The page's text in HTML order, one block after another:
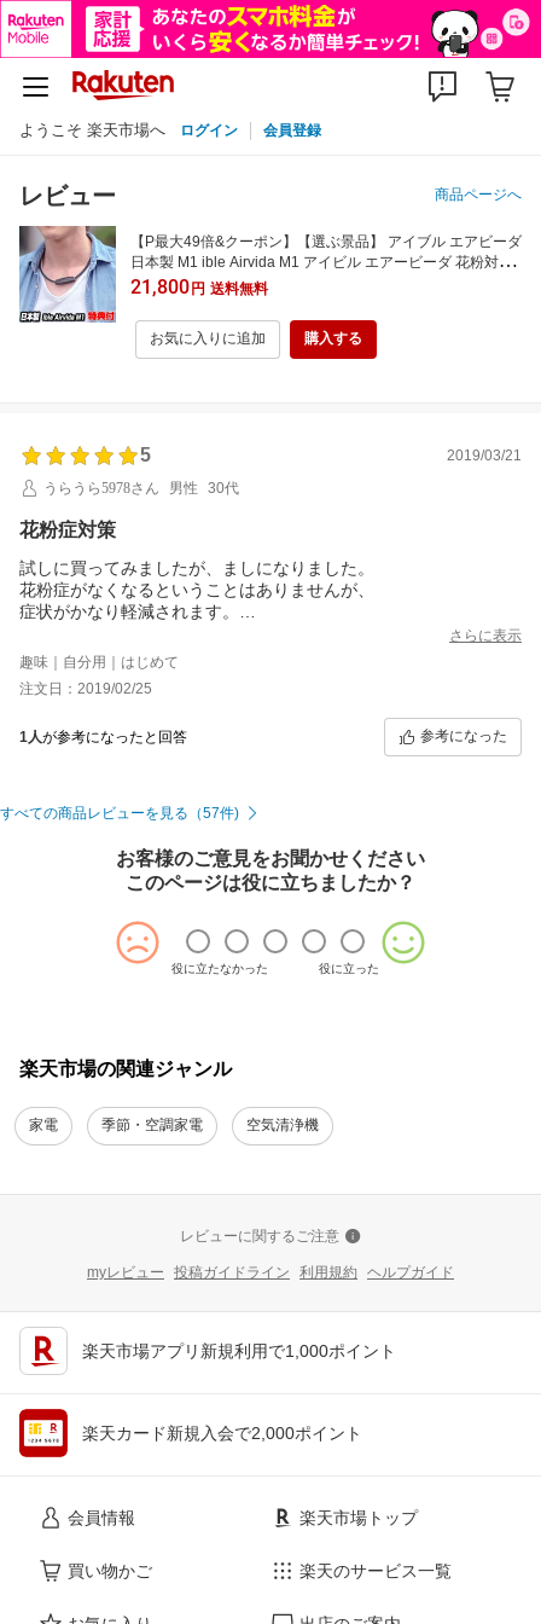
ようこそ 楽天市場へ ログイン 会員登録
レビュー 商品ページへ
【P最大49倍&クーポン】【選ぶ景品】 アイブル エアビーダ
日本製 M1 ible Airvida M1 アイビル エアービーダ 花粉対策
首掛け式小型空気清浄機 チタンネックレス おしゃれ エアヴ
ィーtype アイブルエアビータ 携帯空気清浄機 首掛け空気清
浄機 エアビータM1 首かけ
21,800円 送料無料
お気に入りに追加 購入する
5
2019/03/21
うらうら5978さん
男性 30代
花粉症対策
試しに買ってみましたが、ましになりました。
花粉症がなくなるということはありませんが、
症状がかなり軽減されます。
ゴルフにて使用しましたが外でもくしゃみや鼻水の症状がましに
なりました。
さらに表示
趣味｜自分用｜はじめて
注文日：2019/02/25
1人が参考になったと回答 参考になった
すべての商品レビューを見る（57件)
お客様のご意見をお聞かせください
このページは役に立ちましたか？
役に立たなかった 役に立った
楽天市場の関連ジャンル
家電 季節・空調家電 空気清浄機
レビューに関するご注意
myレビュー 投稿ガイドライン 利用規約 ヘルプガイド
楽天市場アプリ新規利用で1,000ポイント
楽天カード新規入会で2,000ポイント
会員情報
買い物かご
楽天市場トップ
楽天のサービス一覧